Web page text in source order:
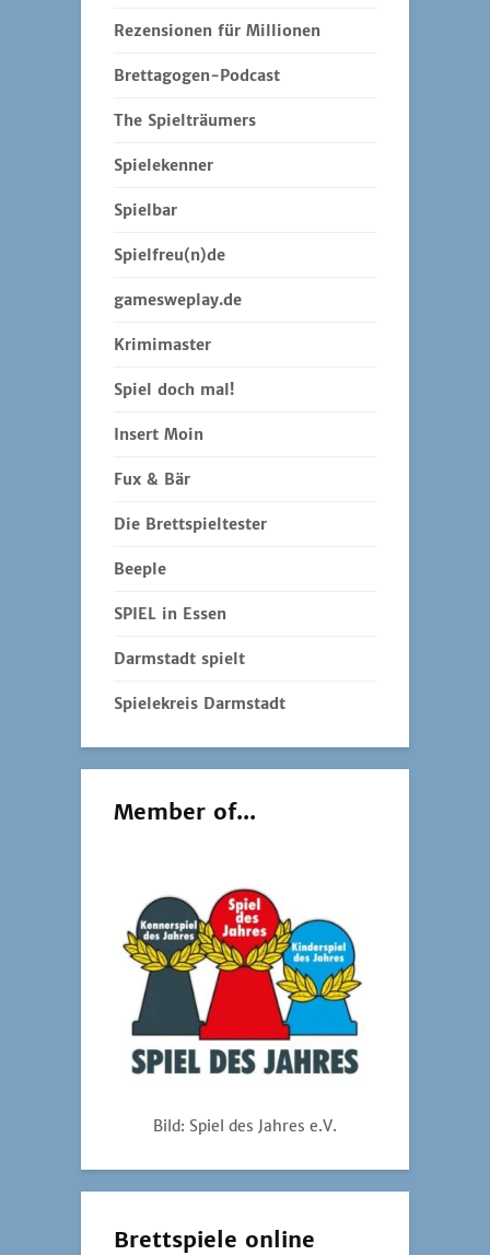
Rezensionen für Millionen
Brettagogen-Podcast
The Spielträumers
Spielekenner
Spielbar
Spielfreu(n)de
gamesweplay.de
Krimimaster
Spiel doch mal!
Insert Moin
Fux & Bär
Die Brettspieltester
Beeple
SPIEL in Essen
Darmstadt spielt
Spielekreis Darmstadt
Member of...
Bild: Spiel des Jahres e.V.
Brettspiele online